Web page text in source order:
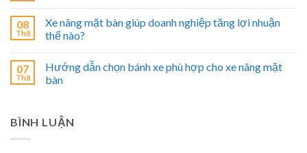
08
Th8
Xe nâng mặt bàn giúp doanh nghiệp tăng lợi nhuận
thế nào?
07
Th8
Hướng dẫn chọn bánh xe phù hợp cho xe nâng mặt
bàn
BÌNH LUẬN